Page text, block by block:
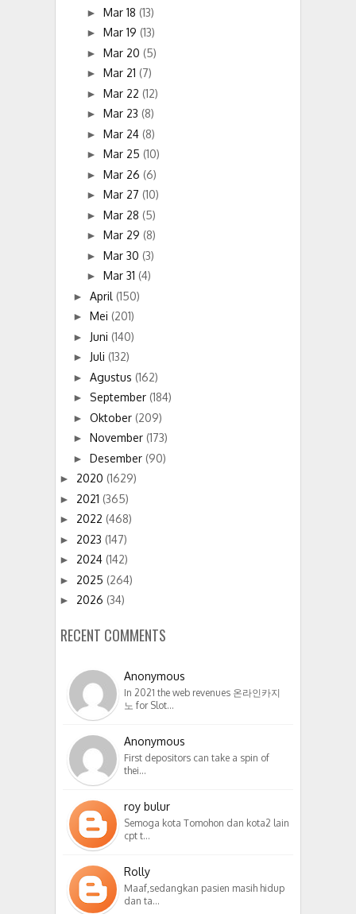
► Mar 18 (13)
► Mar 19 (13)
► Mar 20 (5)
► Mar 21 (7)
► Mar 22 (12)
► Mar 23 (8)
► Mar 24 (8)
► Mar 25 (10)
► Mar 26 (6)
► Mar 27 (10)
► Mar 28 (5)
► Mar 29 (8)
► Mar 30 (3)
► Mar 31 (4)
► April (150)
► Mei (201)
► Juni (140)
► Juli (132)
► Agustus (162)
► September (184)
► Oktober (209)
► November (173)
► Desember (90)
► 2020 (1629)
► 2021 (365)
► 2022 (468)
► 2023 (147)
► 2024 (142)
► 2025 (264)
► 2026 (34)
RECENT COMMENTS
Anonymous
In 2021 the web revenues 온라인카지
노 for Slot…
Anonymous
First depositors can take a spin of
thei…
roy bulur
Semoga kota Tomohon dan kota2 lain
cpt t…
Rolly
Maaf,sedangkan pasien masih hidup
dan ta…